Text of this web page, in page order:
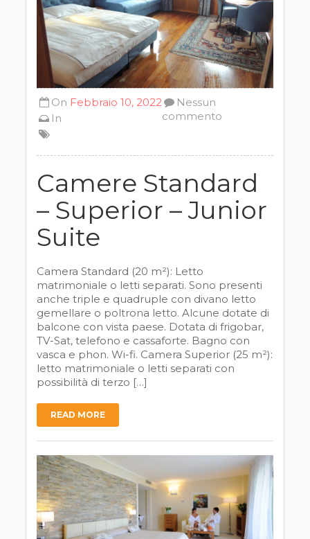
On Febbraio 10, 2022
In
Nessun
commento
Camere Standard
– Superior – Junior
Suite
Camera Standard (20 m²): Letto
matrimoniale o letti separati. Sono presenti
anche triple e quadruple con divano letto
gemellare o poltrona letto. Alcune dotate di
balcone con vista paese. Dotata di frigobar,
TV-Sat, telefono e cassaforte. Bagno con
vasca e phon. Wi-fi. Camera Superior (25 m²):
letto matrimoniale o letti separati con
possibilità di terzo […]
READ MORE